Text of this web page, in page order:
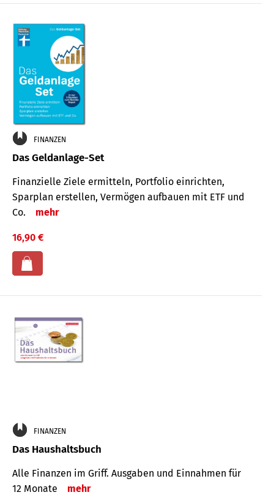
FINANZEN
Das Geldanlage-Set
Finanzielle Ziele ermitteln, Portfolio einrichten,
Sparplan erstellen, Vermögen aufbauen mit ETF und
Co.
mehr
16,90 €
FINANZEN
Das Haushaltsbuch
Alle Finanzen im Griff. Aus­gaben und Ein­nahmen für
12 Monate
mehr